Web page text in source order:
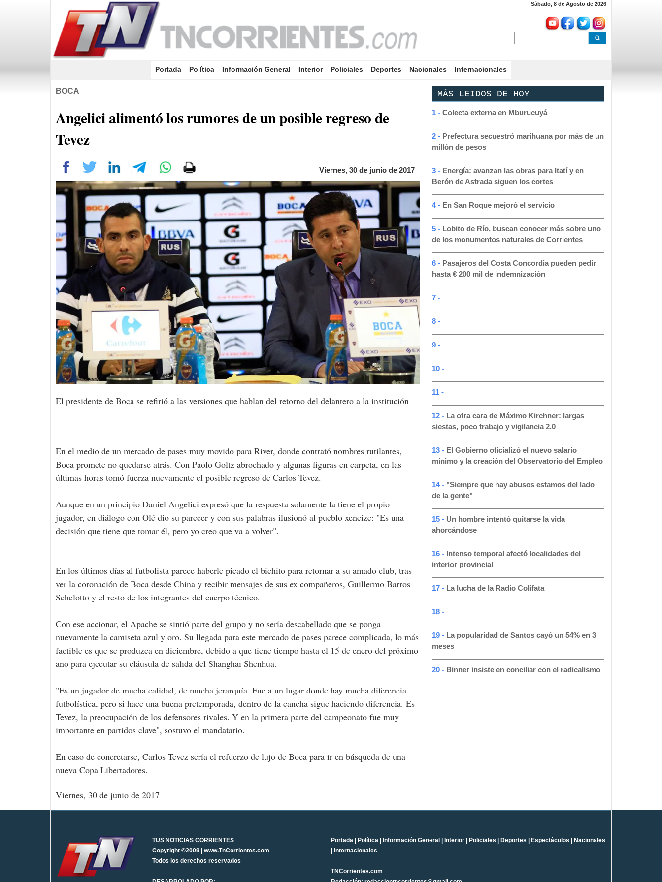
Sábado, 8 de Agosto de 2026
Portada (current)
Política Información General Interior Policiales Deportes Nacionales Internacionales
BOCA
Angelici alimentó los rumores de un posible regreso de
Tevez
Viernes, 30 de junio de 2017
El presidente de Boca se refirió a las versiones que hablan del retorno del delantero a la institución
En el medio de un mercado de pases muy movido para River, donde contrató nombres rutilantes,
Boca promete no quedarse atrás. Con Paolo Goltz abrochado y algunas figuras en carpeta, en las
últimas horas tomó fuerza nuevamente el posible regreso de Carlos Tevez.
Aunque en un principio Daniel Angelici expresó que la respuesta solamente la tiene el propio
jugador, en diálogo con Olé dio su parecer y con sus palabras ilusionó al pueblo xeneize: "Es una
decisión que tiene que tomar él, pero yo creo que va a volver".
En los últimos días al futbolista parece haberle picado el bichito para retornar a su amado club, tras
ver la coronación de Boca desde China y recibir mensajes de sus ex compañeros, Guillermo Barros
Schelotto y el resto de los integrantes del cuerpo técnico.
Con ese accionar, el Apache se sintió parte del grupo y no sería descabellado que se ponga
nuevamente la camiseta azul y oro. Su llegada para este mercado de pases parece complicada, lo más
factible es que se produzca en diciembre, debido a que tiene tiempo hasta el 15 de enero del próximo
año para ejecutar su cláusula de salida del Shanghai Shenhua.
"Es un jugador de mucha calidad, de mucha jerarquía. Fue a un lugar donde hay mucha diferencia
futbolística, pero si hace una buena pretemporada, dentro de la cancha sigue haciendo diferencia. Es
Tevez, la preocupación de los defensores rivales. Y en la primera parte del campeonato fue muy
importante en partidos clave", sostuvo el mandatario.
En caso de concretarse, Carlos Tevez sería el refuerzo de lujo de Boca para ir en búsqueda de una
nueva Copa Libertadores.
Viernes, 30 de junio de 2017
MÁS LEIDOS DE HOY
1 - Colecta externa en Mburucuyá
2 - Prefectura secuestró marihuana por más de un
millón de pesos
3 - Energía: avanzan las obras para Itatí y en
Berón de Astrada siguen los cortes
4 - En San Roque mejoró el servicio
5 - Lobito de Río, buscan conocer más sobre uno
de los monumentos naturales de Corrientes
6 - Pasajeros del Costa Concordia pueden pedir
hasta € 200 mil de indemnización
7 -
8 -
9 -
10 -
11 -
12 - La otra cara de Máximo Kirchner: largas
siestas, poco trabajo y vigilancia 2.0
13 - El Gobierno oficializó el nuevo salario
mínimo y la creación del Observatorio del Empleo
14 - "Siempre que hay abusos estamos del lado
de la gente"
15 - Un hombre intentó quitarse la vida
ahorcándose
16 - Intenso temporal afectó localidades del
interior provincial
17 - La lucha de la Radio Colifata
18 -
19 - La popularidad de Santos cayó un 54% en 3
meses
20 - Binner insiste en conciliar con el radicalismo
TUS NOTICIAS CORRIENTES
Copyright ©2009 | www.TnCorrientes.com
Todos los derechos reservados
Portada Política Información General Interior Policiales Deportes Espectáculos
Nacionales
Internacionales
TNCorrientes.com